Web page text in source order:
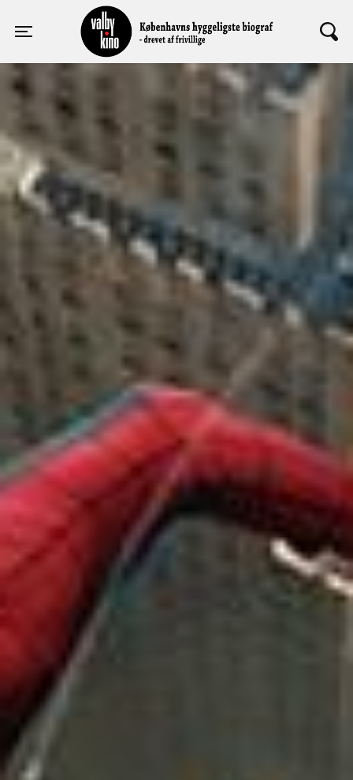
Toggle navigation
Valby Kino